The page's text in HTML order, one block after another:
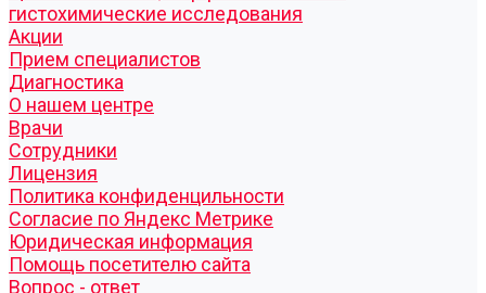
гистохимические исследования
Акции
Прием специалистов
Диагностика
О нашем центре
Врачи
Сотрудники
Лицензия
Политика конфиденцильности
Согласие по Яндекс Метрике
Юридическая информация
Помощь посетителю сайта
Вопрос - ответ